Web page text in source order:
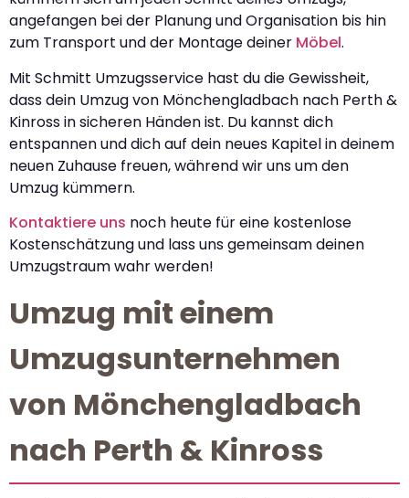
angefangen bei der Planung und Organisation bis hin
zum Transport und der Montage deiner Möbel.
Mit Schmitt Umzugsservice hast du die Gewissheit,
dass dein Umzug von Mönchengladbach nach Perth &
Kinross in sicheren Händen ist. Du kannst dich
entspannen und dich auf dein neues Kapitel in deinem
neuen Zuhause freuen, während wir uns um den
Umzug kümmern.
Kontaktiere uns noch heute für eine kostenlose
Kostenschätzung und lass uns gemeinsam deinen
Umzugstraum wahr werden!
Umzug mit einem
Umzugsunternehmen
von Mönchengladbach
nach Perth & Kinross